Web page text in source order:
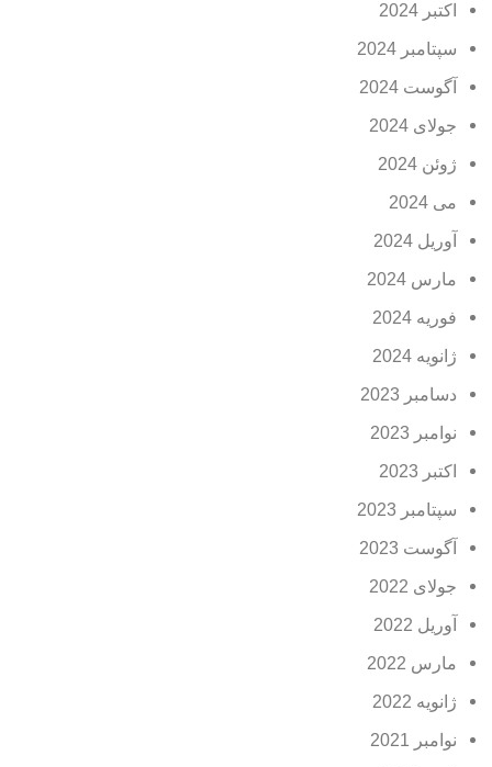
اکتبر 2024
سپتامبر 2024
آگوست 2024
جولای 2024
ژوئن 2024
می 2024
آوریل 2024
مارس 2024
فوریه 2024
ژانویه 2024
دسامبر 2023
نوامبر 2023
اکتبر 2023
سپتامبر 2023
آگوست 2023
جولای 2022
آوریل 2022
مارس 2022
ژانویه 2022
نوامبر 2021